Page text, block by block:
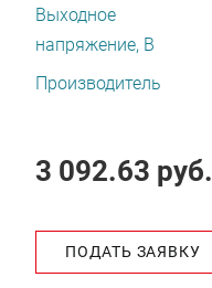
Выходное
напряжение, В
Производитель
3 092.63 руб.
ПОДАТЬ ЗАЯВКУ